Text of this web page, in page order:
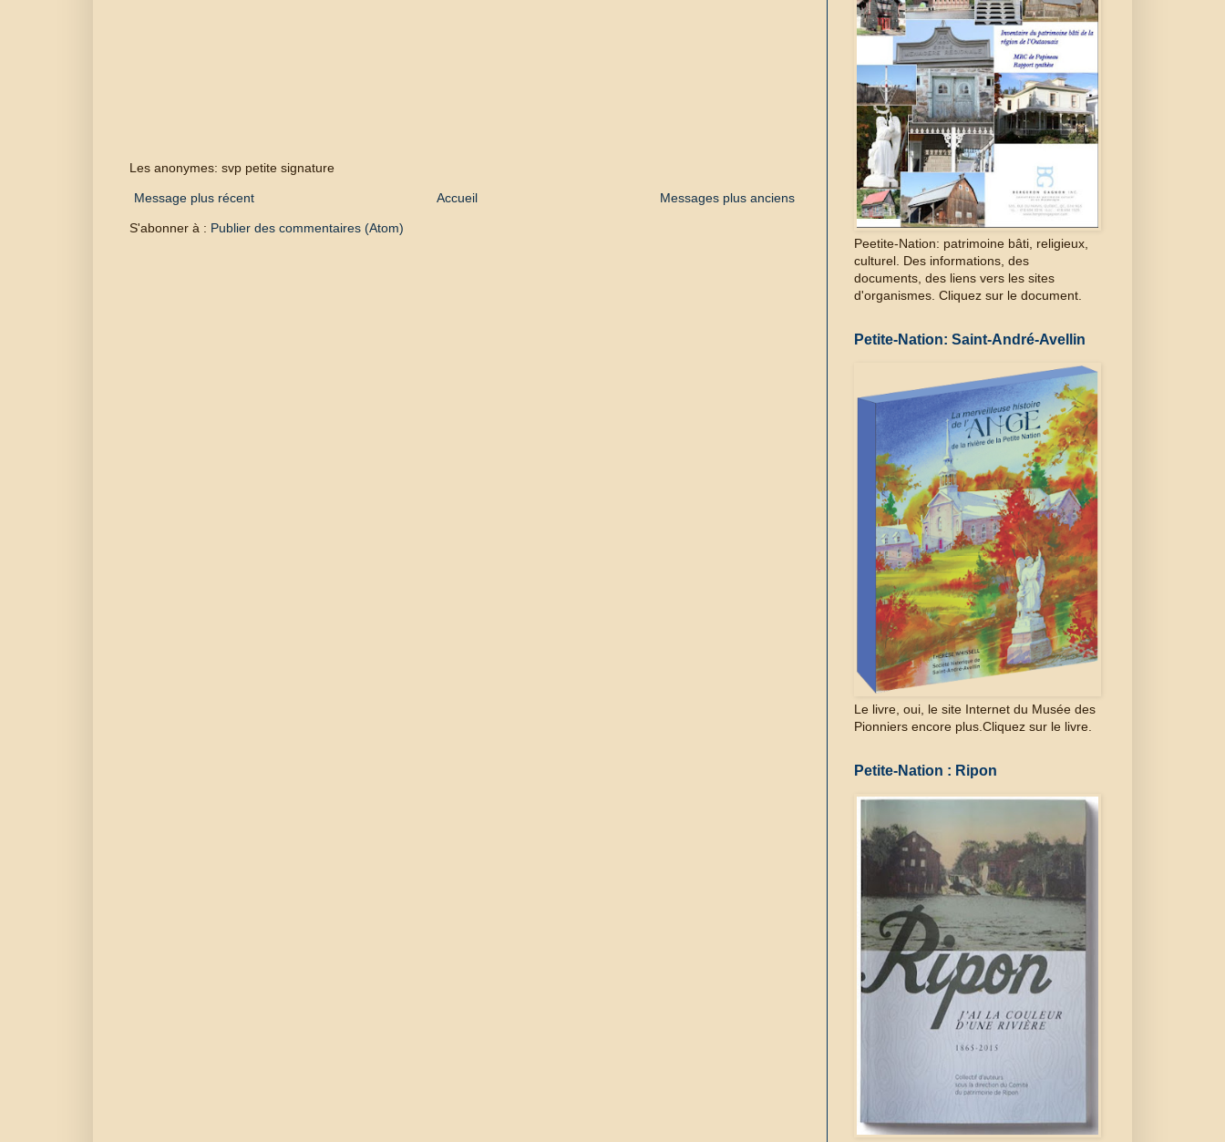
Les anonymes: svp petite signature
Message plus récent Messages plus anciens
Accueil
S'abonner à : Publier des commentaires (Atom)
Peetite-Nation: patrimoine bâti, religieux,
culturel. Des informations, des
documents, des liens vers les sites
d'organismes. Cliquez sur le document.
Petite-Nation: Saint-André-Avellin
Le livre, oui, le site Internet du Musée des
Pionniers encore plus.Cliquez sur le livre.
Petite-Nation : Ripon